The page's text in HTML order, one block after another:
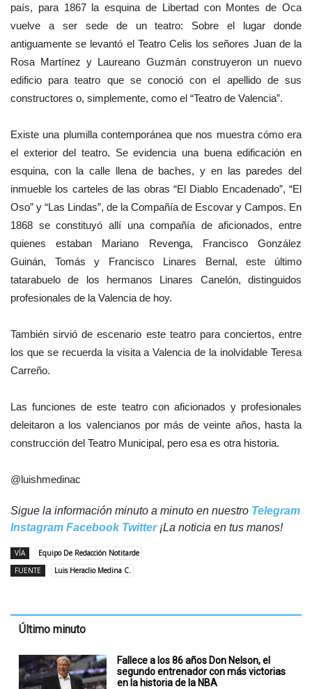
país, para 1867 la esquina de Libertad con Montes de Oca
vuelve a ser sede de un teatro: Sobre el lugar donde
antiguamente se levantó el Teatro Celis los señores Juan de la
Rosa Martínez y Laureano Guzmán construyeron un nuevo
edificio para teatro que se conoció con el apellido de sus
constructores o, simplemente, como el “Teatro de Valencia”.
Existe una plumilla contemporánea que nos muestra cómo era
el exterior del teatro. Se evidencia una buena edificación en
esquina, con la calle llena de baches, y en las paredes del
inmueble los carteles de las obras “El Diablo Encadenado”, “El
Oso” y “Las Lindas”, de la Compañía de Escovar y Campos. En
1868 se constituyó allí una compañía de aficionados, entre
quienes estaban Mariano Revenga, Francisco González
Guinán, Tomás y Francisco Linares Bernal, este último
tatarabuelo de los hermanos Linares Canelón, distinguidos
profesionales de la Valencia de hoy.
También sirvió de escenario este teatro para conciertos, entre
los que se recuerda la visita a Valencia de la inolvidable Teresa
Carreño.
Las funciones de este teatro con aficionados y profesionales
deleitaron a los valencianos por más de veinte años, hasta la
construcción del Teatro Municipal, pero esa es otra historia.
@luishmedinac
Sigue la información minuto a minuto en nuestro Telegram
Instagram Facebook Twitter¡La noticia en tus manos!
VÍA
Equipo De Redacción Notitarde
FUENTE
Luis Heraclio Medina C.
Último minuto
Fallece a los 86 años Don Nelson, el
segundo entrenador con más victorias
en la historia de la NBA